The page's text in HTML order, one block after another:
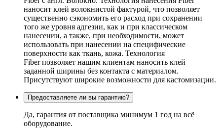
наносит клей волокнистой фактурой, что позволяет
существенно сэкономить его расход при сохранении
того же уровня адгезии, как и при классическом
нанесении, а также, при необходимости, может
использовать при нанесении на специфические
поверхности как ткань, кожа. Технология
Fiber позволяет нашим клиентам наносить клей
заданной ширины без контакта с материалом.
Присутствуют широкие возможности для кастомизации.
Предоставляете ли вы гарантию?
Да, гарантия от поставщика минимум 1 год на всё
оборудование.